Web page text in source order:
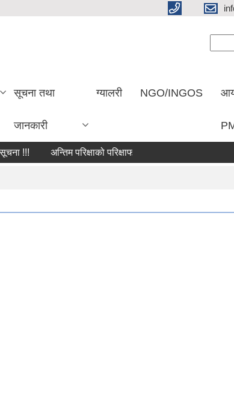
सूचना तथा
जानकारी
ग्यालरी NGO/INGOS
!!! अन्तिम परिक्षाको परिक्षाफल प्रकाशित गरिएको सम्बन्धमा।